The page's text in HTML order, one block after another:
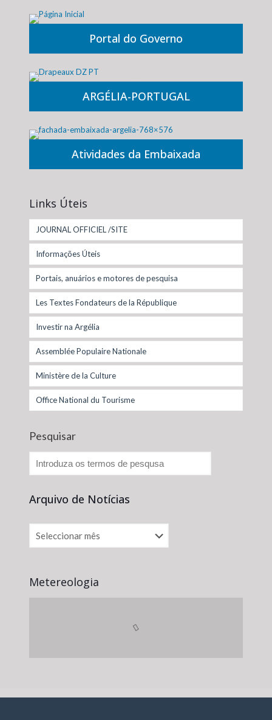
Portal do Governo
ARGÉLIA-PORTUGAL
Atividades da Embaixada
Links Úteis
JOURNAL OFFICIEL /SITE
Informações Úteis
Portais, anuários e motores de pesquisa
Les Textes Fondateurs de la République
Investir na Argélia
Assemblée Populaire Nationale
Ministère de la Culture
Office National du Tourisme
Pesquisar
Arquivo de Notícias
Metereologia